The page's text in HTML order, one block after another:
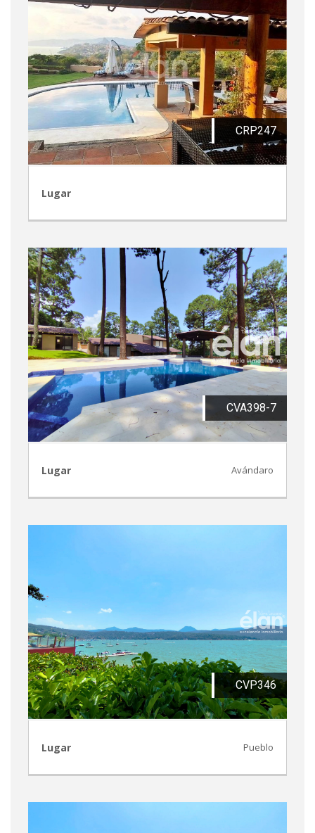
CRP247
Lugar
CVA398-7
Lugar Avándaro
CVP346
Lugar Pueblo